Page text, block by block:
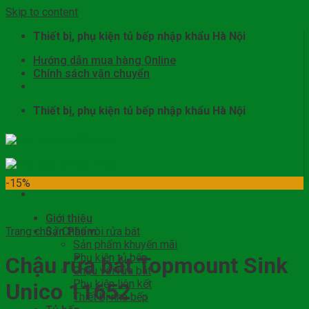
Skip to content
Thiết bị, phụ kiện tủ bếp nhập khẩu Hà Nội
Hướng dẫn mua hàng Online
Chính sách vận chuyển
Thiết bị, phụ kiện tủ bếp nhập khẩu Hà Nội
Giới thiệu
Sản Phẩm
Sản phẩm khuyến mãi
Phụ kiện tủ bếp
Chậu vòi rửa bát
Phụ kiện liên kết
Thiết bị nhà bếp
-15%
Trang chủ / Chậu vòi rửa bát
Chậu rửa bát Topmount Sink
Unico 11652